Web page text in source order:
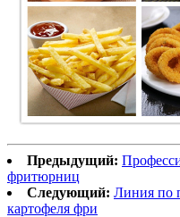
Предыдущий:
фритюрниц
Следующий: Линия по
картофеля фри